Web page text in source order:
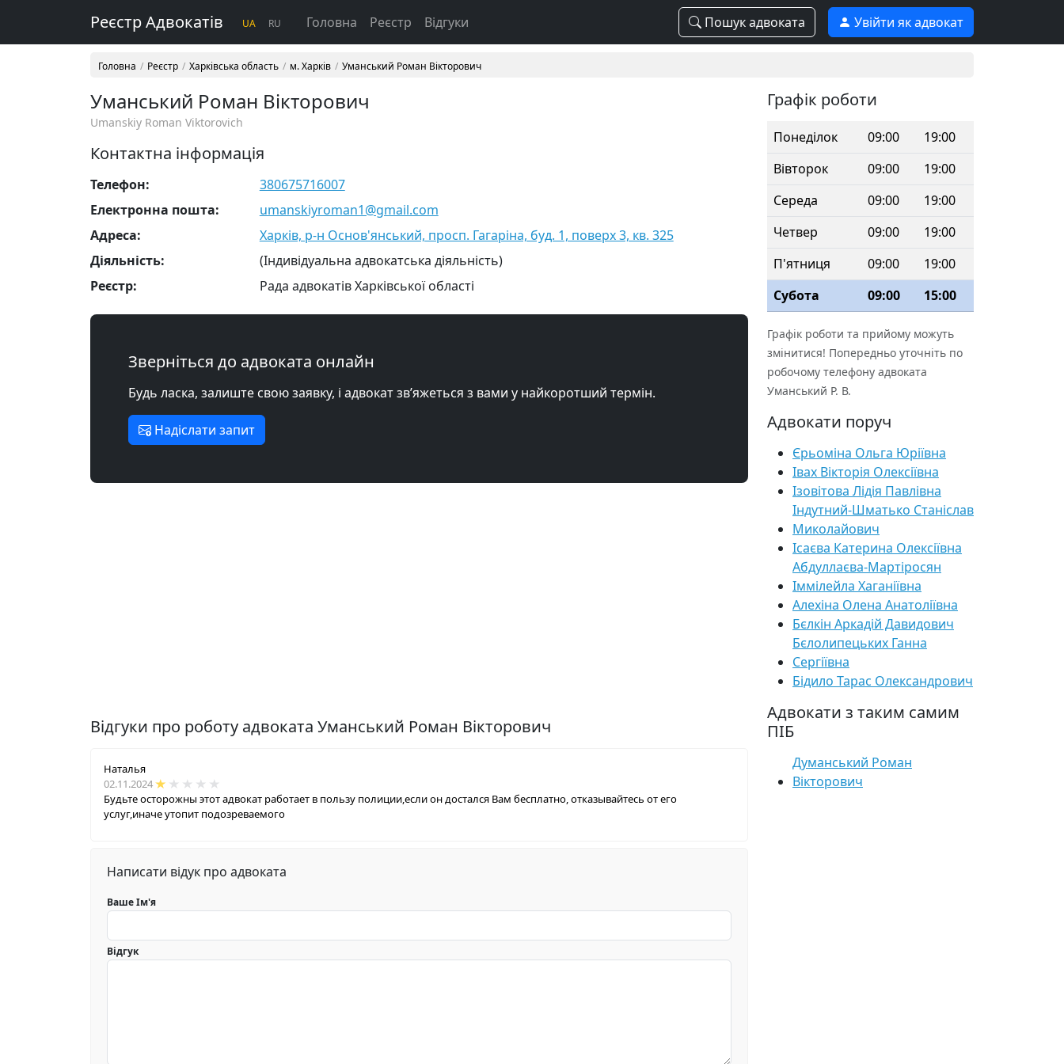
Реєстр Адвокатів UA RU Головна Реєстр Відгуки Пошук адвоката Увійти як адвокат
Головна Реєстр Харківська область м. Харків Уманський Роман Вікторович
Уманський Роман Вікторович
Umanskiy Roman Viktorovich
Контактна інформація
Телефон:
380675716007
Електронна пошта:
umanskiyroman1@gmail.com
Адреса:
Харків, р-н Основ'янський, просп. Гагаріна, буд. 1, поверх 3, кв. 325
Діяльність:
(Індивідуальна адвокатська діяльність)
Реєстр:
Рада адвокатів Харківської області
Зверніться до адвоката онлайн
Будь ласка, залиште свою заявку, і адвокат зв’яжеться з вами у найкоротший термін.
Надіслати запит
Відгуки про роботу адвоката Уманський Роман Вікторович
Наталья
02.11.2024
Будьте осторожны этот адвокат работает в пользу полиции,если он достался Вам бесплатно, отказывайтесь от его
услуг,иначе утопит подозреваемого
Написати відук про адвоката
Ваше Ім'я
Відгук
Графік роботи
Понеділок 09:00
19:00
Вівторок
09:00
19:00
Середа
09:00
19:00
Четвер
09:00
19:00
П'ятниця
09:00
19:00
Субота
09:00 15:00
Графік роботи та прийому можуть
змінитися! Попередньо уточніть по
робочому телефону адвоката
Уманський Р. В.
Адвокати поруч
Єрьоміна Ольга Юріївна
Івах Вікторія Олексіївна
Ізовітова Лідія Павлівна
Індутний-Шматько Станіслав
Миколайович
Ісаєва Катерина Олексіївна
Абдуллаєва-Мартіросян
Іммілейла Хаганіївна
Алехіна Олена Анатоліївна
Бєлкін Аркадій Давидович
Бєлолипецьких Ганна
Сергіївна
Бідило Тарас Олександрович
Адвокати з таким самим
ПІБ
Думанський Роман
Вікторович